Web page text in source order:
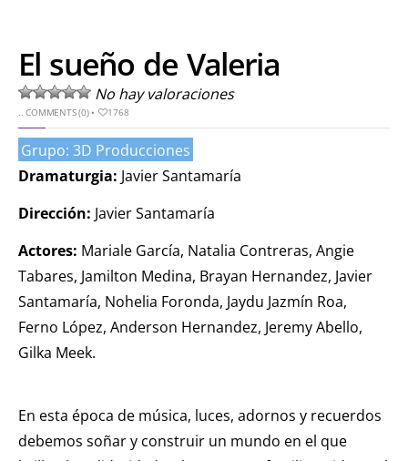
El sueño de Valeria
No hay valoraciones
..COMMENTS (0)• 1768
Grupo: 3D Producciones
Dramaturgia: Javier Santamaría
Dirección: Javier Santamaría
Actores: Mariale García, Natalia Contreras, Angie
Tabares, Jamilton Medina, Brayan Hernandez, Javier
Santamaría, Nohelia Foronda, Jaydu Jazmín Roa,
Ferno López, Anderson Hernandez, Jeremy Abello,
Gilka Meek.
En esta época de música, luces, adornos y recuerdos
debemos soñar y construir un mundo en el que